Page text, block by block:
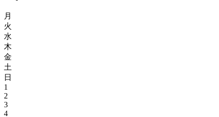
月
火
水
木
金
土
日
1
2
3
4